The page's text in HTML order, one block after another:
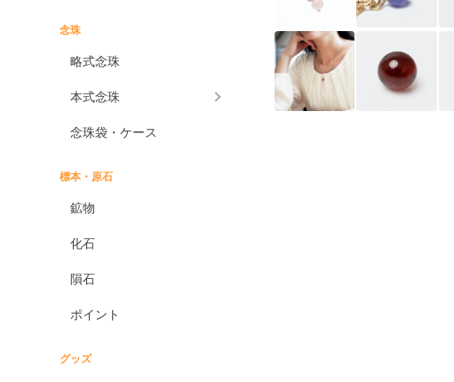
念珠
略式念珠
本式念珠
念珠袋・ケース
標本・原石
鉱物
化石
隕石
ポイント
グッズ